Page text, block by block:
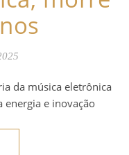
energia e inovação